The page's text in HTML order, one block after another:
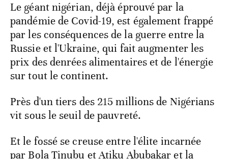
Le géant nigérian, déjà éprouvé par la
pandémie de Covid-19, est également frappé
par les conséquences de la guerre entre la
Russie et l'Ukraine, qui fait augmenter les
prix des denrées alimentaires et de l'énergie
sur tout le continent.
Près d'un tiers des 215 millions de Nigérians
vit sous le seuil de pauvreté.
Et le fossé se creuse entre l'élite incarnée
par Bola Tinubu et Atiku Abubakar et la